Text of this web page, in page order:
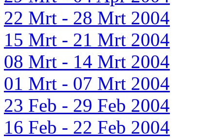
22 Mrt - 28 Mrt 2004
15 Mrt - 21 Mrt 2004
08 Mrt - 14 Mrt 2004
01 Mrt - 07 Mrt 2004
23 Feb - 29 Feb 2004
16 Feb - 22 Feb 2004